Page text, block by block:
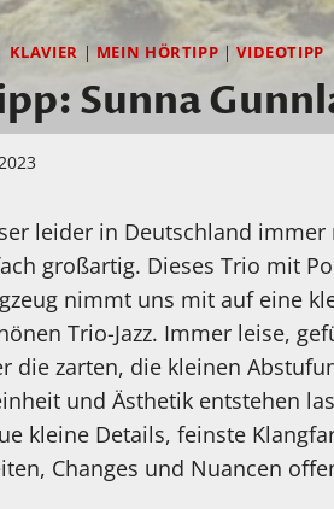
KLAVIER | MEIN HÖRTIPP |VIDEOTIPP
Sunna
leider in Deutschland
großartig. Dieses Trio mit
nimmt uns mit auf eine
Trio-Jazz. Immer leise,
die zarten, die kleinen
und Ästhetik entstehen
kleine Details, feinste
Changes und Nuancen